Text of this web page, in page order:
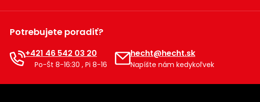
Potrebujete poradiť?
+421 46 542 03 20
Po-Št 8-16:30 , Pi 8-16
hecht@hecht.sk
Napíšte nám kedykoľvek